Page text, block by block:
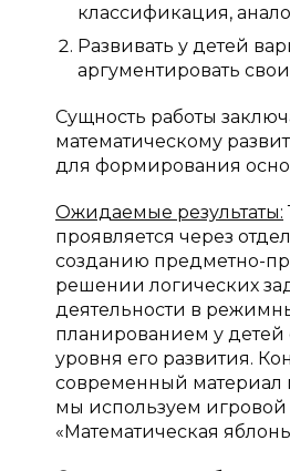
классификация,
Развивать у детей
аргументировать
Сущность работы
математическому
для формирования
Ожидаемые результаты:
проявляется через
созданию предметно-
решении логических
деятельности в
планированием у
уровня его развития.
современный материал
мы используем
«Математическая